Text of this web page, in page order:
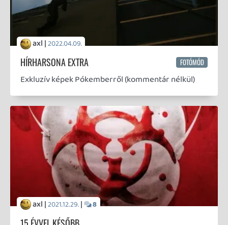
Az Xbox 360 érában bevezetésre került, azóta
univerzálisan elterjedt teljesítményjelzőkről
megoszlik az emberek véleménye. Egyesek
szenvedélyesen hajszolják őket, másokat egyáltalán
nem foglalkoztatnak és néhányan pokolra kívánják
az egészet a kitalálójával együtt.